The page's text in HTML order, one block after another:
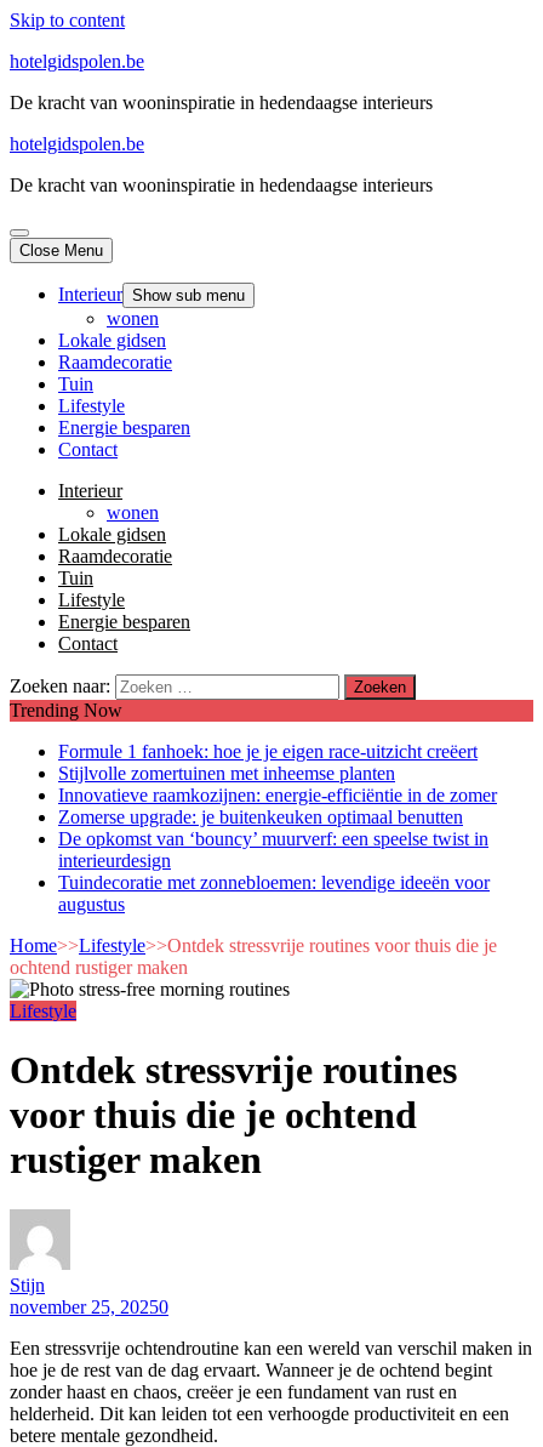
Skip to content
hotelgidspolen.be
De kracht van wooninspiratie in hedendaagse interieurs
hotelgidspolen.be
De kracht van wooninspiratie in hedendaagse interieurs
Close Menu
Interieur Show sub menu
wonen
Lokale gidsen
Raamdecoratie
Tuin
Lifestyle
Energie besparen
Contact
Interieur
wonen
Lokale gidsen
Raamdecoratie
Tuin
Lifestyle
Energie besparen
Contact
Zoeken naar:
Trending Now
Formule 1 fanhoek: hoe je je eigen race-uitzicht creëert
Stijlvolle zomertuinen met inheemse planten
Innovatieve raamkozijnen: energie-efficiëntie in de zomer
Zomerse upgrade: je buitenkeuken optimaal benutten
De opkomst van ‘bouncy’ muurverf: een speelse twist in
interieurdesign
Tuindecoratie met zonnebloemen: levendige ideeën voor
augustus
Home>>Lifestyle>>Ontdek stressvrije routines voor thuis die je
ochtend rustiger maken
Lifestyle
Ontdek stressvrije routines
voor thuis die je ochtend
rustiger maken
Stijn
november 25, 20250
Een stressvrije ochtendroutine kan een wereld van verschil maken in
hoe je de rest van de dag ervaart. Wanneer je de ochtend begint
zonder haast en chaos, creëer je een fundament van rust en
helderheid. Dit kan leiden tot een verhoogde productiviteit en een
betere mentale gezondheid.